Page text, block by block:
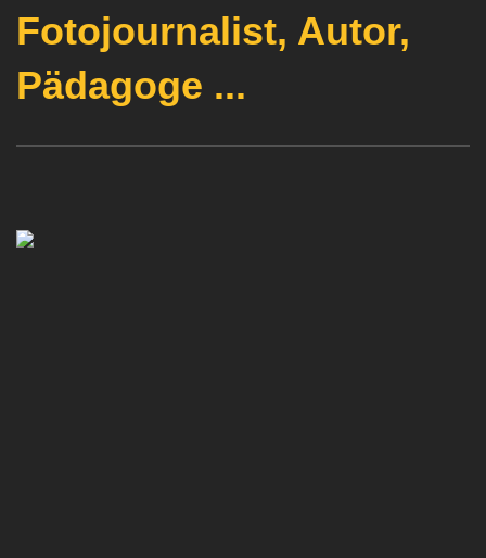
Fotojournalist, Autor,
Pädagoge ...